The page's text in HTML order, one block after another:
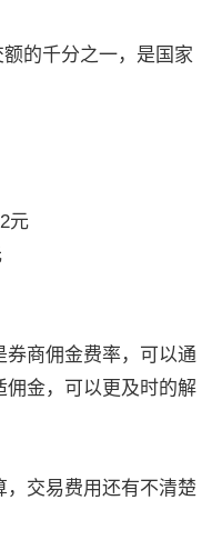
的千分之一，是国家
元
商佣金费率，可以通
金，可以更及时的解
交易费用还有不清楚